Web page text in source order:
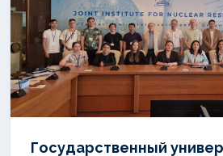
Государственный